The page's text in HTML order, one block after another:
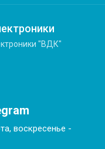
"ВДК"
воскресенье -